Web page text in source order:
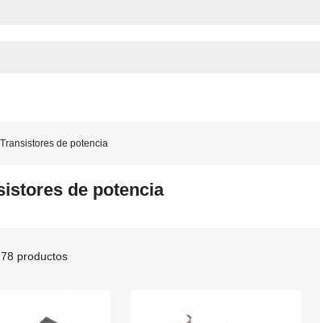
Transistores de potencia
de potencia
productos